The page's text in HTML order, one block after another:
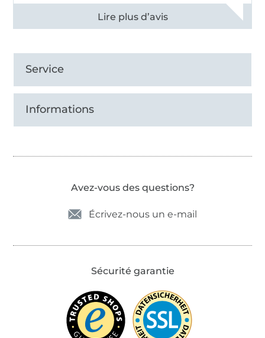
Voir tous les 11496 commentaires
Service
Informations
Avez-vous des questions?
Écrivez-nous un e-mail
Sécurité garantie